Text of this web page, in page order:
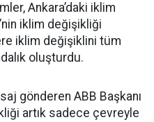
Ankara’daki iklim
iklim değişikliği
iklim değişiklini tüm
oluşturdu.
gönderen ABB Başkanı
artık sadece çevreyle